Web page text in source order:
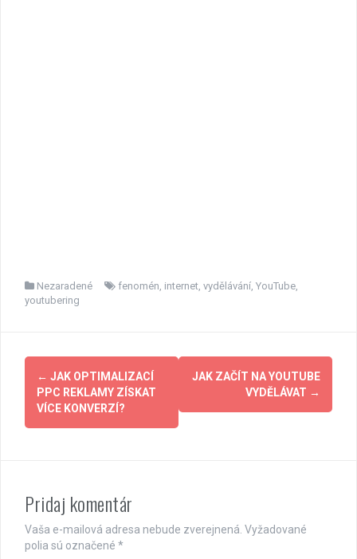
Nezaradené fenomén, internet, vydělávání, YouTube,
youtubering
Post
navigation
← JAK OPTIMALIZACÍ
PPC REKLAMY ZÍSKAT
VÍCE KONVERZÍ?
JAK ZAČÍT NA YOUTUBE
VYDĚLÁVAT →
Pridaj komentár
Vaša e-mailová adresa nebude zverejnená. Vyžadované
polia sú označené *